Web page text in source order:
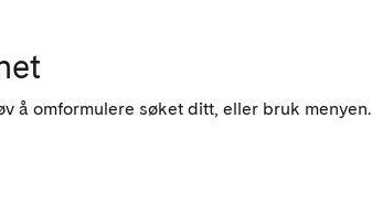
å omformulere søket ditt, eller bruk menyen.